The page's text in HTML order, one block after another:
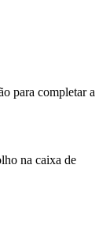
para completar a
na caixa de